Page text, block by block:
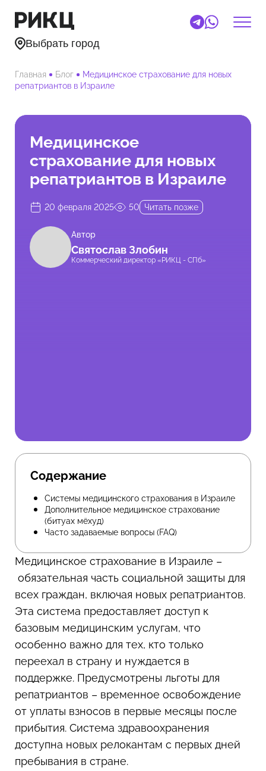
Выбрать город
Главная Блог
Медицинское страхование для новых
репатриантов в Израиле
Медицинское
страхование для новых
репатриантов в Израиле
20 февраля 2025 50 Читать позже
Автор
Святослав Злобин
Коммерческий директор «РИКЦ - СПб»
Медицинское страхование в Израиле –
обязательная часть социальной защиты для
всех граждан, включая новых репатриантов.
Эта система предоставляет доступ к
базовым медицинским услугам, что
особенно важно для тех, кто только
переехал в страну и нуждается в
поддержке. Предусмотрены льготы для
репатриантов – временное освобождение
от уплаты взносов в первые месяцы после
прибытия. Система здравоохранения
доступна новых релокантам с первых дней
пребывания в стране.
Содержание
Системы медицинского страхования в Израиле
Дополнительное медицинское страхование
(битуах мёхуд)
Часто задаваемые вопросы (FAQ)